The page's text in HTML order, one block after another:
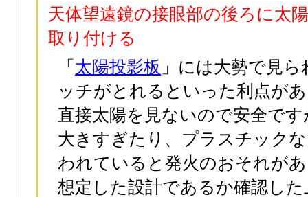
天体望遠鏡の接眼部の後ろに太
取り付ける
「 太陽投影板 」には大勢で見
ッチがとれるといった利点が
直接太陽を見ないので安全で
大きすぎたり、プラスチック
われていると発火のおそれが
想定した設計であるか確認し